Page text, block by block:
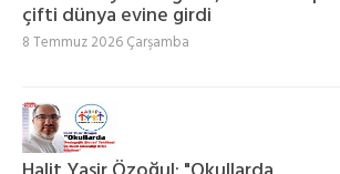
çifti dünya evine girdi
8 Temmuz 2026 Çarşamba